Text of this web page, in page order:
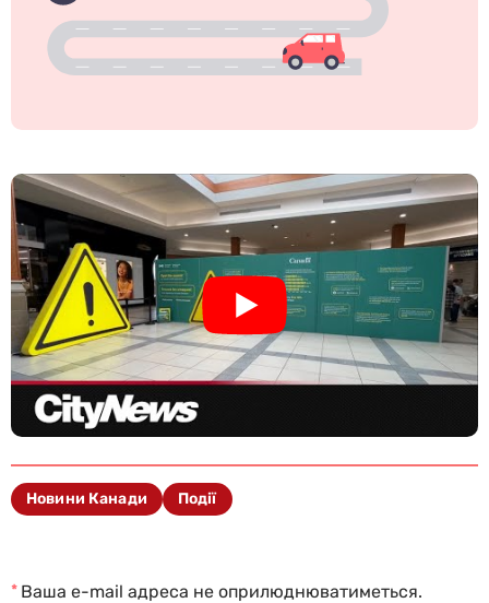
Новини Канади Події
Ваша e-mail адреса не оприлюднюватиметься.
*